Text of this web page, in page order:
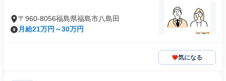
〒960-8056福島県福島市八島田
月給21万円～30万円
気になる